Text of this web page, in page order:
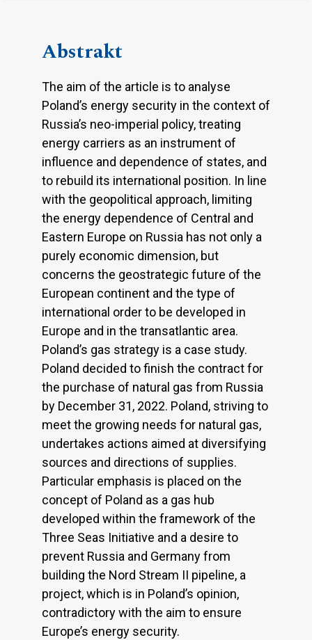
Abstrakt
The aim of the article is to analyse
Poland’s energy security in the context of
Russia’s neo-imperial policy, treating
energy carriers as an instrument of
influence and dependence of states, and
to rebuild its international position. In line
with the geopolitical approach, limiting
the energy dependence of Central and
Eastern Europe on Russia has not only a
purely economic dimension, but
concerns the geostrategic future of the
European continent and the type of
international order to be developed in
Europe and in the transatlantic area.
Poland’s gas strategy is a case study.
Poland decided to finish the contract for
the purchase of natural gas from Russia
by December 31, 2022. Poland, striving to
meet the growing needs for natural gas,
undertakes actions aimed at diversifying
sources and directions of supplies.
Particular emphasis is placed on the
concept of Poland as a gas hub
developed within the framework of the
Three Seas Initiative and a desire to
prevent Russia and Germany from
building the Nord Stream II pipeline, a
project, which is in Poland’s opinion,
contradictory with the aim to ensure
Europe’s energy security.